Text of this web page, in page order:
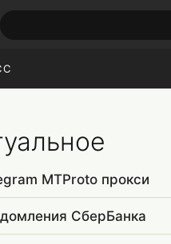
MTProto прокси
СберБанка